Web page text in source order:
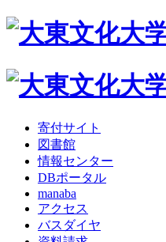
寄付サイト
図書館
情報センター
DBポータル
manaba
アクセス
バスダイヤ